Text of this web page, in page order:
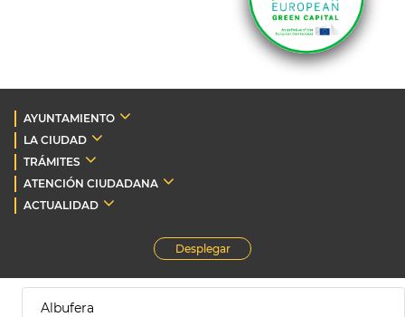
AYUNTAMIENTO
LA CIUDAD
TRÁMITES
ATENCIÓN CIUDADANA
ACTUALIDAD
Desplegar
Albufera